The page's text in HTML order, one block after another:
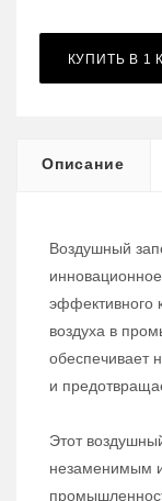
КУПИТЬ В 1
Описание
Воздушный
эффективного
воздуха в
обеспечивает
и
Этот
незаменимым